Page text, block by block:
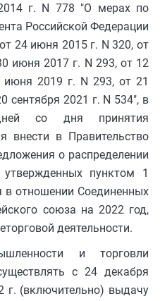
г. N 778 "О мерах по
Российской Федерации
24 июня 2015 г. N 320, от
июня 2017 г. N 293, от 12
2019 г. N 293, от 21
сентября 2021 г. N 534", в
со дня принятия
внести в Правительство
о распределении
пунктом 1
в отношении Соединенных
союза на 2022 год,
деятельности.
и торговли
с 24 декабря
г. (включительно) выдачу